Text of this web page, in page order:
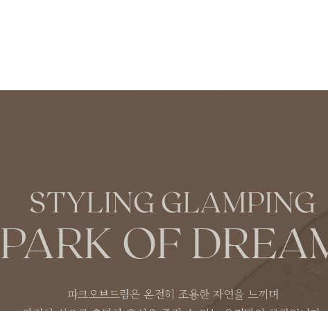
STYLING GLAMPING
PARK OF
파크오브드림은 온전히 조용한 자연을 느끼며